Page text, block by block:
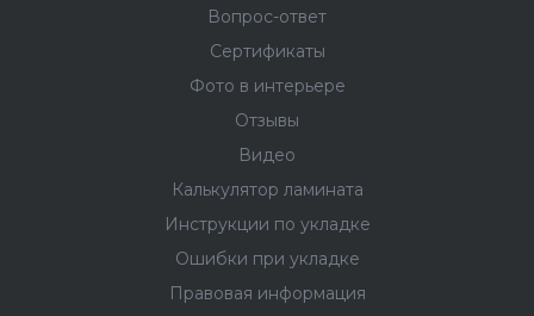
Вопрос-ответ
Сертификаты
Фото в интерьере
Отзывы
Видео
Калькулятор ламината
Инструкции по укладке
Ошибки при укладке
Правовая информация